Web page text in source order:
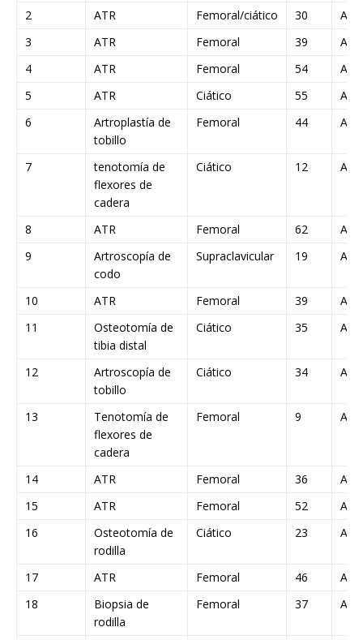
2
ATR Femoral/ciático 30
A
3
ATR Femoral 39
A
4
ATR Femoral 54
A
5
ATR Ciático 55
A
6
Artroplastía de
tobillo
Femoral 44 A
7
tenotomía de
flexores de
cadera
Ciático 12 A
8 ATR Femoral 62
A
9
Artroscopía de
codo
Supraclavicular 19 A
10 ATR Femoral 39
A
11
Osteotomía de
tibia distal
Ciático 35 A
12
Artroscopía de
tobillo
Ciático 34 A
13
Tenotomía de
flexores de
cadera
Femoral 9 A
14 ATR Femoral 36
A
15
ATR Femoral 52
A
16
Osteotomía de
rodilla
Ciático 23 A
17 ATR Femoral 46
A
18
Biopsia de
rodilla
Femoral 37 A